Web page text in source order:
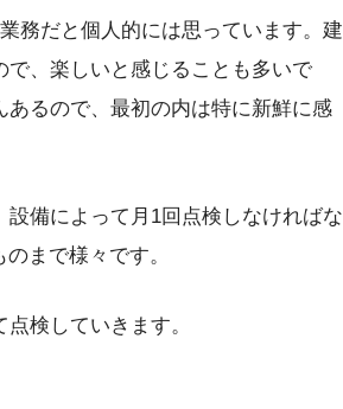
務だと個人的には思っています。建
、楽しいと感じることも多いで
るので、最初の内は特に新鮮に感
備によって月1回点検しなければな
まで様々です。
検していきます。